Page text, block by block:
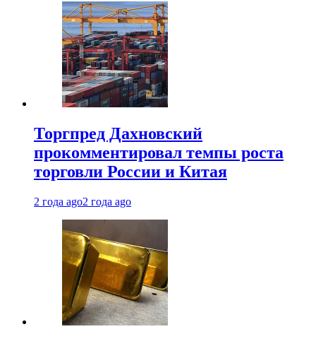
Торгпред Дахновский
прокомментировал темпы роста
торговли России и Китая
2 года ago2 года ago